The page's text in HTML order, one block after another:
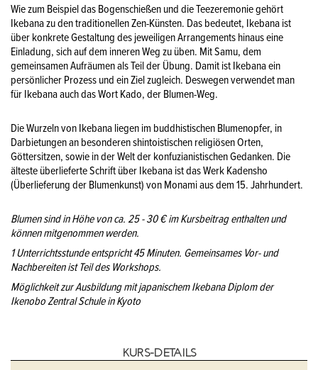
Wie zum Beispiel das Bogenschießen und die Teezeremonie gehört
Ikebana zu den traditionellen Zen-Künsten. Das bedeutet, Ikebana ist
über konkrete Gestaltung des jeweiligen Arrangements hinaus eine
Einladung, sich auf dem inneren Weg zu üben. Mit Samu, dem
gemeinsamen Aufräumen als Teil der Übung. Damit ist Ikebana ein
persönlicher Prozess und ein Ziel zugleich. Deswegen verwendet man
für Ikebana auch das Wort Kado, der Blumen-Weg.
Die Wurzeln von Ikebana liegen im buddhistischen Blumenopfer, in
Darbietungen an besonderen shintoistischen religiösen Orten,
Göttersitzen, sowie in der Welt der konfuzianistischen Gedanken. Die
älteste überlieferte Schrift über Ikebana ist das Werk Kadensho
(Überlieferung der Blumenkunst) von Monami aus dem 15. Jahrhundert.
Blumen sind in Höhe von ca. 25 - 30 € im Kursbeitrag enthalten und
können mitgenommen werden.
1 Unterrichtsstunde entspricht 45 Minuten. Gemeinsames Vor- und
Nachbereiten ist Teil des Workshops.
Möglichkeit zur Ausbildung mit japanischem Ikebana Diplom der
Ikenobo Zentral Schule in Kyoto
KURS-DETAILS